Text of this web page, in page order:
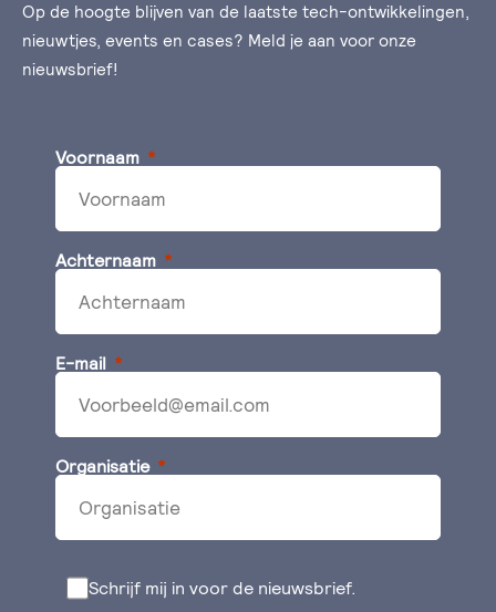
Op de hoogte blijven van de laatste tech-ontwikkelingen,
nieuwtjes, events en cases? Meld je aan voor onze
nieuwsbrief!
Voornaam
Achternaam
E-mail
Organisatie
Schrijf mij in voor de nieuwsbrief.